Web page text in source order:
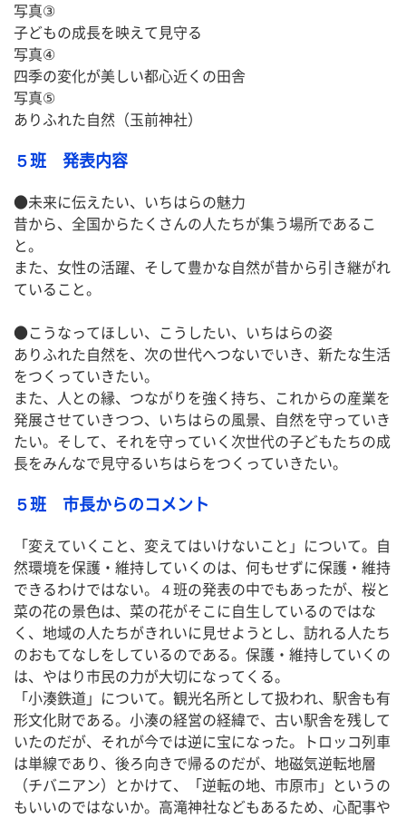
写真③
子どもの成長を映えて見守る
写真④
四季の変化が美しい都心近くの田舎
写真⑤
ありふれた自然（玉前神社）
５班 発表内容
●未来に伝えたい、いちはらの魅力
昔から、全国からたくさんの人たちが集う場所であるこ
と。
また、女性の活躍、そして豊かな自然が昔から引き継がれ
ていること。
●こうなってほしい、こうしたい、いちはらの姿
ありふれた自然を、次の世代へつないでいき、新たな生活
をつくっていきたい。
また、人との縁、つながりを強く持ち、これからの産業を
発展させていきつつ、いちはらの風景、自然を守っていき
たい。そして、それを守っていく次世代の子どもたちの成
長をみんなで見守るいちはらをつくっていきたい。
５班 市長からのコメント
「変えていくこと、変えてはいけないこと」について。自
然環境を保護・維持していくのは、何もせずに保護・維持
できるわけではない。４班の発表の中でもあったが、桜と
菜の花の景色は、菜の花がそこに自生しているのではな
く、地域の人たちがきれいに見せようとし、訪れる人たち
のおもてなしをしているのである。保護・維持していくの
は、やはり市民の力が大切になってくる。
「小湊鉄道」について。観光名所として扱われ、駅舎も有
形文化財である。小湊の経営の経緯で、古い駅舎を残して
いたのだが、それが今では逆に宝になった。トロッコ列車
は単線であり、後ろ向きで帰るのだが、地磁気逆転地層
（チバニアン）とかけて、「逆転の地、市原市」というの
もいいのではないか。高滝神社などもあるため、心配事や